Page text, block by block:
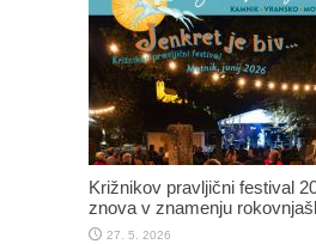
Križnikov pravljični festival
znova v znamenju
27. 5. 2026